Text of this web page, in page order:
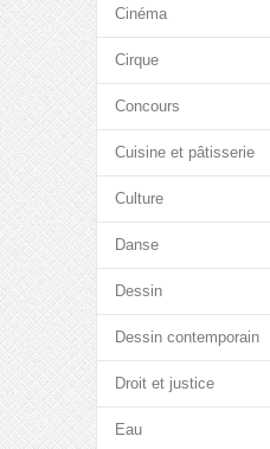
Cinéma
Cirque
Concours
Cuisine et pâtisserie
Culture
Danse
Dessin
Dessin contemporain
Droit et justice
Eau